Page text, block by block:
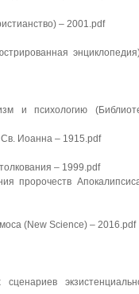
– 2001.pdf
и психологию
Иоанна – 1915.pdf
– 1999.pdf
пророчеств
(New Science) – 2016.pdf